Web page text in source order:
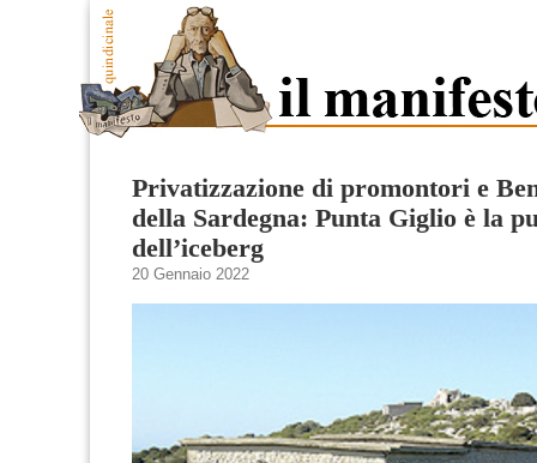
Privatizzazione di promontori e
della Sardegna: Punta Giglio è la
dell’iceberg
20 Gennaio 2022